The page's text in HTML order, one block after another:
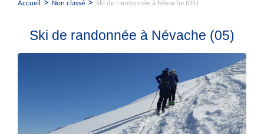
Accueil > Non classé > Ski de randonnée à Névache (05)
Ski de randonnée à Névache (05)